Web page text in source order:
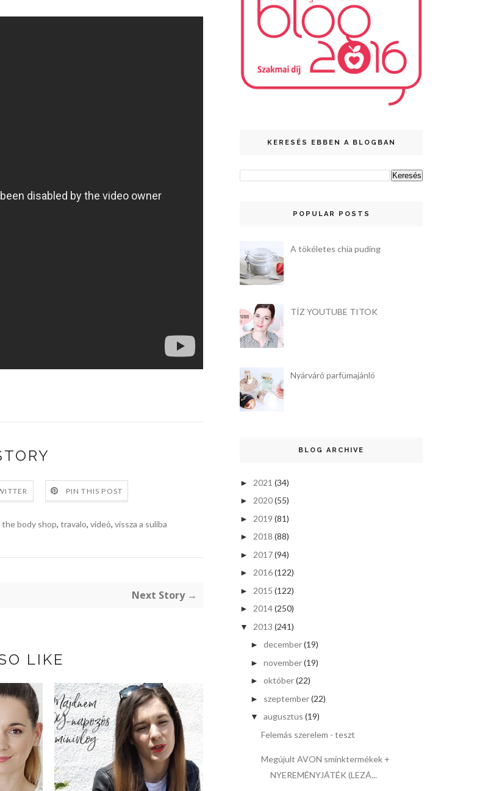
PIN THIS POST
the body shop, travalo, videó, vissza a suliba
Next Story →
LIKE
KERESÉS EBBEN A BLOGBAN
POPULAR POSTS
A tökéletes chia puding
TÍZ YOUTUBE TITOK
Nyárváró parfümajánló
BLOG ARCHIVE
► 2021 (34)
► 2020(55)
► 2019 (81)
► 2018 (88)
► 2017(94)
► 2016(122)
► 2015 (122)
► 2014(250)
▼ 2013 (241)
► december(19)
► november(19)
► október(22)
► szeptember(22)
▼ augusztus (19)
Felemás szerelem - teszt
Megújult AVON sminktermékek +
NYEREMÉNYJÁTÉK (LEZÁ...